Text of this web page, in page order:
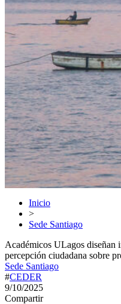
Inicio
>
Sede Santiago
Académicos ULagos diseñan
percepción ciudadana sobre
Sede Santiago
#CEDER
9/10/2025
Compartir